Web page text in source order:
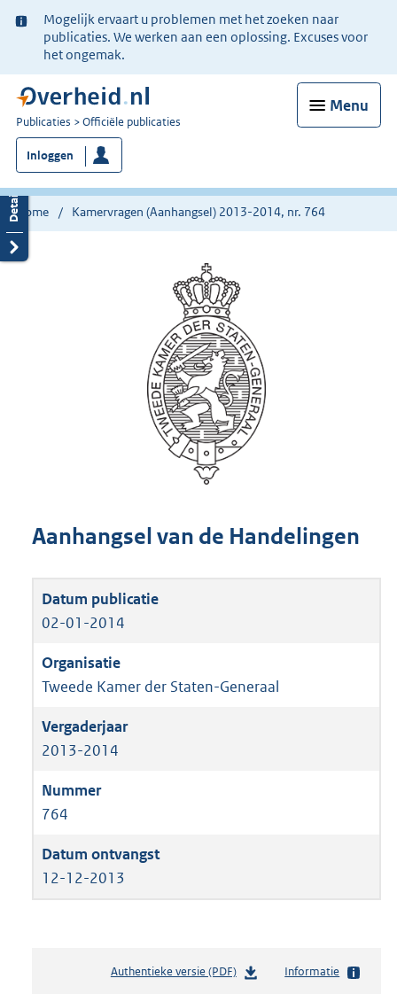
Ter
informatie:
Mogelijk ervaart u problemen met het zoeken naar
publicaties. We werken aan een oplossing. Excuses voor
het ongemak.
Menu
U
bent
nu
hier:
Publicaties Officiële publicaties
Inloggen
Home Kamervragen (Aanhangsel) 2013-2014, nr. 764
Aanhangsel van de Handelingen
02-01-2014
Tweede Kamer der Staten-Generaal
2013-2014
764
12-12-2013
Authentieke versie (PDF)b
Informatie